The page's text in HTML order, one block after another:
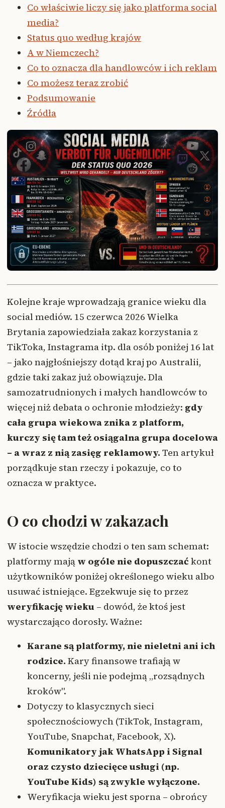
Co właściwie liczy się jako platforma social
media?
Status quo według krajów
A w Niemczech?
Co to oznacza dla handlowców i ich reklam
Co możesz teraz zrobić
Podsumowanie
Źródła
Kolejne kraje wprowadzają granice wieku dla
social mediów. 15 czerwca 2026 Wielka
Brytania zapowiedziała zakaz korzystania z
TikToka, Instagrama itp. dla osób poniżej 16 lat
– jako najgłośniejszy dotąd kraj po Australii,
gdzie taki zakaz już obowiązuje. Dla
samozatrudnionych i małych handlowców to
więcej niż debata o ochronie młodzieży: gdy
cała grupa wiekowa znika z platform,
kurczy się tam też osiągalna grupa docelowa
– a wraz z nią zasięg reklamowy. Ten artykuł
porządkuje stan rzeczy i pokazuje, co to
oznacza w praktyce.
O co chodzi w zakazach
W istocie wszędzie chodzi o ten sam schemat:
platformy mają w ogóle nie dopuszczać kont
użytkowników poniżej określonego wieku albo
usuwać istniejące. Egzekwuje się to przez
weryfikację wieku – dowód, że ktoś jest
wystarczająco dorosły. Ważne:
Karane są platformy, nie nieletni ani ich
rodzice. Kary finansowe trafiają w
koncerny, jeśli nie podejmą „rozsądnych
kroków".
Dotyczy to klasycznych sieci
społecznościowych (TikTok, Instagram,
YouTube, Snapchat, Facebook, X).
Komunikatory jak WhatsApp i Signal
oraz czysto dziecięce usługi (np.
YouTube Kids) są zwykle wyłączone.
Weryfikacja wieku jest sporna – obrońcy